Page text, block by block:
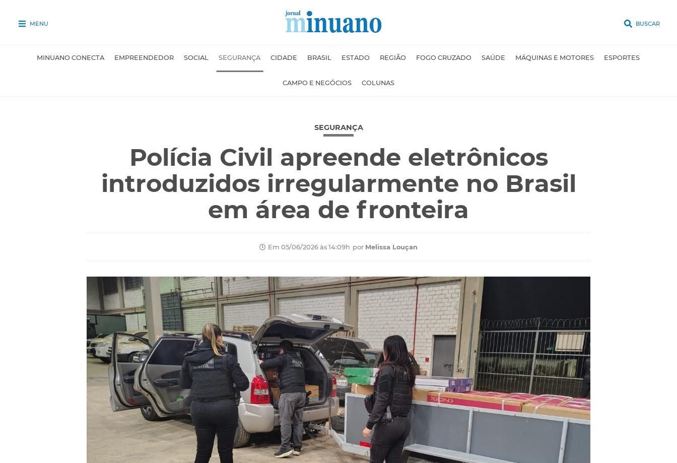
MENU BUSCAR
MINUANO CONECTA EMPREENDEDOR SOCIAL SEGURANÇA CIDADE BRASIL ESTADO REGIÃO FOGO CRUZADO SAÚDE MÁQUINAS E MOTORES ESPORTES
CAMPO E NEGÓCIOS COLUNAS
SEGURANÇA
Polícia Civil apreende eletrônicos
introduzidos irregularmente no Brasil
em área de fronteira
Em 05/06/2026 às 14:09h por Melissa Louçan